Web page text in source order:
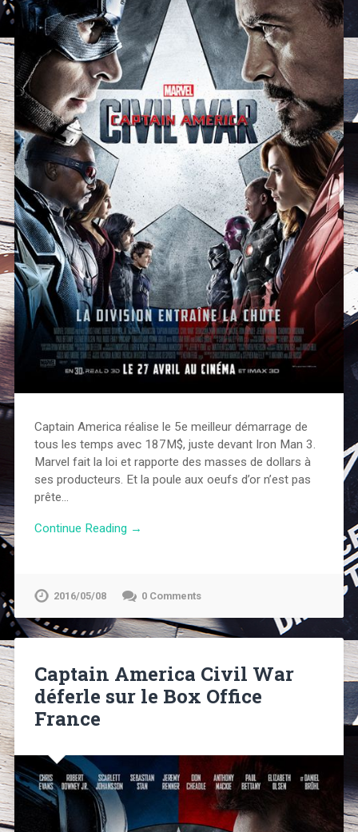
Captain America réalise le 5e meilleur démarrage de
tous les temps avec 187M$, juste devant Iron Man 3.
Marvel fait la loi et rapporte des masses de dollars à
ses producteurs. Et la poule aux oeufs d’or n’est pas
prête…
Continue Reading →
2016/05/08 0 Comments
Captain America Civil War
déferle sur le Box Office
France